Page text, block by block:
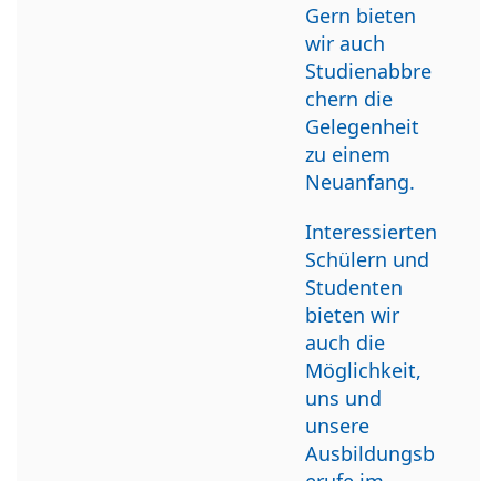
Gern bieten
wir auch
Studienabbre
chern die
Gelegenheit
zu einem
Neuanfang.
Interessierten
Schülern und
Studenten
bieten wir
auch die
Möglichkeit,
uns und
unsere
Ausbildungsb